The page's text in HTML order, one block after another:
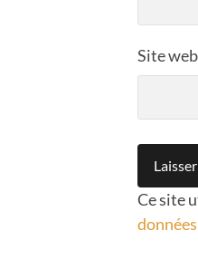
Site web
Ce site